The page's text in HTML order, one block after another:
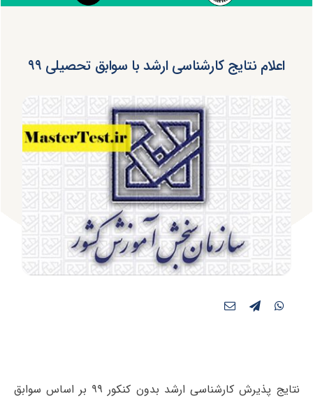
اعلام نتایج کارشناسی ارشد با سوابق تحصیلی ۹۹
نتایج پذیرش کارشناسی ارشد بدون کنکور ۹۹ بر اساس سوابق